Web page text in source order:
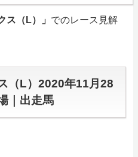
ス（L）」 でのレース見解
（L）2020年11月28
｜出走馬